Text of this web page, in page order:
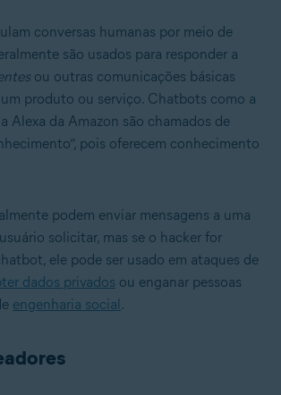
conversas humanas por meio de
são usados para responder a
ou outras comunicações básicas
produto ou serviço. Chatbots como a
Alexa da Amazon são chamados de
pois oferecem conhecimento
podem enviar mensagens a uma
solicitar, mas se o hacker for
ele pode ser usado em ataques de
dados privados ou enganar pessoas
engenharia social .